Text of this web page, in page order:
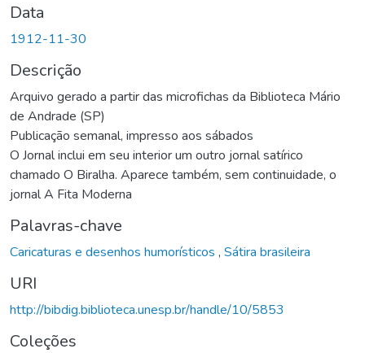
Data
1912-11-30
Descrição
Arquivo gerado a partir das microfichas da Biblioteca Mário
de Andrade (SP)
Publicação semanal, impresso aos sábados
O Jornal inclui em seu interior um outro jornal satírico
chamado O Biralha. Aparece também, sem continuidade, o
jornal A Fita Moderna
Palavras-chave
Caricaturas e desenhos humorísticos , Sátira brasileira
URI
http://bibdig.biblioteca.unesp.br/handle/10/5853
Coleções